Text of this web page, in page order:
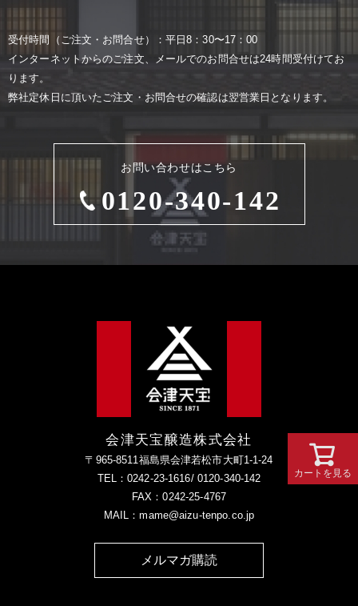
お問い合わせはこちら
0120-340-142
受付時間（ご注⽂・お問合せ）：平⽇8：30〜17：00
インターネットからのご注⽂、メールでのお問合せは24時間受付けてお
ります。
弊社定休⽇に頂いたご注⽂・お問合せの確認は翌営業⽇となります。
会津天宝醸造株式会社
〒965-8511福島県会津若松市大町1-1-24
TEL：0242-23-1616/ 0120-340-142
FAX：0242-25-4767
MAIL：mame@aizu-tenpo.co.jp
メルマガ購読
カートを見る